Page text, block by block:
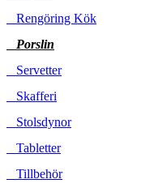
Rengöring Kök
Porslin
Servetter
Skafferi
Stolsdynor
Tabletter
Tillbehör